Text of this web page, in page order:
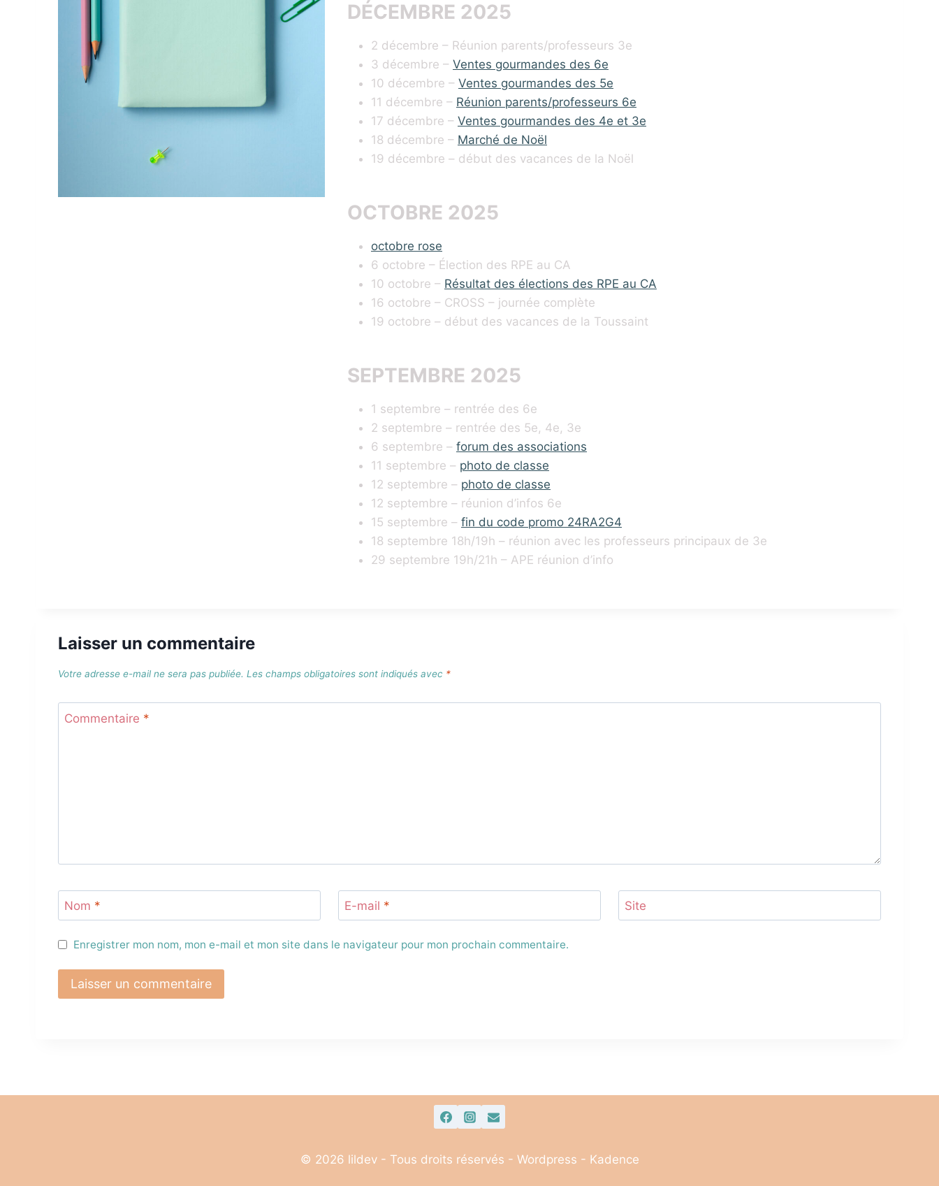
DÉCEMBRE 2025
2 décembre – Réunion parents/professeurs 3e
3 décembre – Ventes gourmandes des 6e
10 décembre – Ventes gourmandes des 5e
11 décembre – Réunion parents/professeurs 6e
17 décembre – Ventes gourmandes des 4e et 3e
18 décembre – Marché de Noël
19 décembre – début des vacances de la Noël
OCTOBRE 2025
octobre rose
6 octobre – Élection des RPE au CA
10 octobre – Résultat des élections des RPE au CA
16 octobre – CROSS – journée complète
19 octobre – début des vacances de la Toussaint
SEPTEMBRE 2025
1 septembre – rentrée des 6e
2 septembre – rentrée des 5e, 4e, 3e
6 septembre – forum des associations
11 septembre – photo de classe
12 septembre – photo de classe
12 septembre – réunion d’infos 6e
15 septembre – fin du code promo 24RA2G4
18 septembre 18h/19h – réunion avec les professeurs principaux de 3e
29 septembre 19h/21h – APE réunion d’info
Laisser un commentaire
Votre adresse e-mail ne sera pas publiée. Les champs obligatoires sont indiqués avec *
Commentaire *
Nom * E-mail * Site
Enregistrer mon nom, mon e-mail et mon site dans le navigateur pour mon prochain commentaire.
© 2026 lildev - Tous droits réservés - Wordpress - Kadence